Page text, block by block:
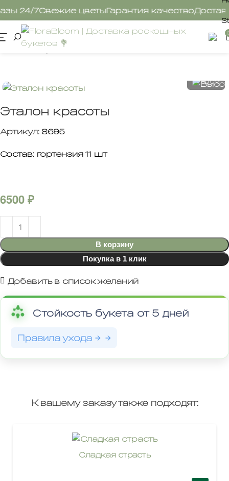
24/7Свежие цветыГарантия качество
Главная Цветы
60 CM
Эталон красоты
Артикул: 8695
Состав: гортензия 11 шт
6500₽
В корзину
Покупка в 1 клик
Добавить в список желаний
Стойкость букета от 5 дней
Правила ухода →
К вашему заказу также подходят:
Сладкая страсть